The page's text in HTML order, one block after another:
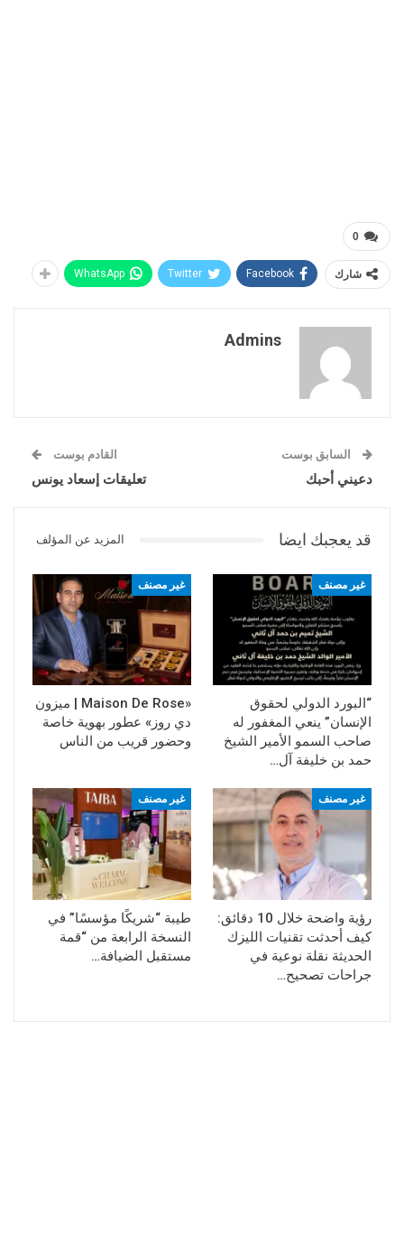
0
شارك Facebook
Twitter
WhatsApp
Admins
السابق بوست
دعيني أحبك
القادم بوست
تعليقات إسعاد يونس
قد يعجبك ايضا المزيد عن المؤلف
غير مصنف
“البورد الدولي لحقوق
الإنسان” ينعي المغفور له
صاحب السمو الأمير الشيخ
حمد بن خليفة آل…
غير مصنف
«Maison De Rose | ميزون
دي روز» عطور بهوية خاصة
وحضور قريب من الناس
غير مصنف
رؤية واضحة خلال 10 دقائق:
كيف أحدثت تقنيات الليزك
الحديثة نقلة نوعية في
جراحات تصحيح…
غير مصنف
طيبة “شريكًا مؤسسًا” في
النسخة الرابعة من “قمة
مستقبل الضيافة…